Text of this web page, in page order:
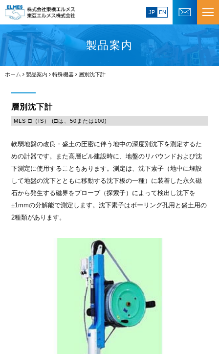
JP EN
製品案内
ホーム 製品案内 特殊機器 層別沈下計
層別沈下計
MLS-□（IS） (□は、50または100)
軟弱地盤の改良・盛土の圧密に伴う地中の深度別沈下を測定するた
めの計器です。また高層ビル建設時に、地盤のリバウンドおよび沈
下測定に使用することもあります。測定は、沈下素子（地中に埋設
して地盤の沈下とともに移動する沈下板の一種）に装着した永久磁
石から発生する磁界をプローブ（探索子）によって検出し沈下を
±1mmの分解能で測定します。沈下素子はボーリング孔用と盛土用の
2種類があります。